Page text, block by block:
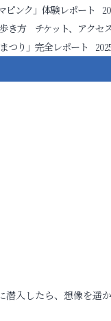
ピンク」体験レポート
方 チケット、アクセ
つり」完全レポート
入したら、想像を遥